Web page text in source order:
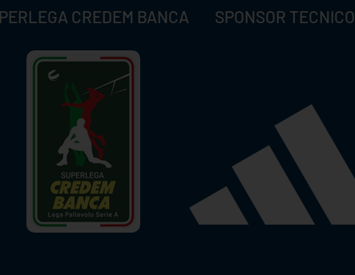
CREDEM BANCA SPONSOR TECNICO